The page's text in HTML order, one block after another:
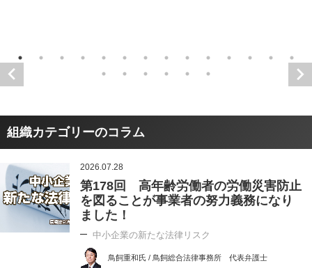
組織カテゴリーのコラム
2026.07.28
第178回 高年齢労働者の労働災害防止
を図ることが事業者の努力義務になり
ました！
中小企業の新たな法律リスク
鳥飼重和氏 / 鳥飼総合法律事務所 代表弁護士